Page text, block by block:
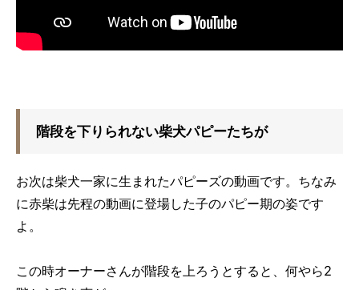
階段を下りられない柴犬パピーたちが
お次は柴犬一家に生まれたパピーズの動画です。ちなみ
に赤柴は先程の動画に登場した子のパピー期の姿です
よ。
この時オーナーさんが階段を上ろうとすると、何やら2